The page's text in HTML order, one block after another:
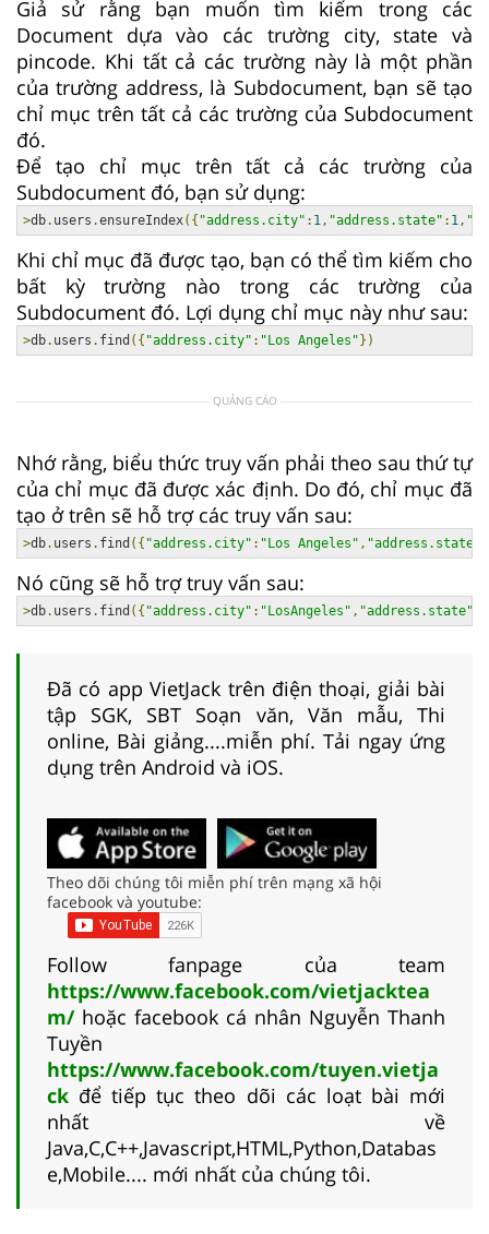
Giả sử rằng bạn muốn tìm kiếm trong các
Document dựa vào các trường city, state và
pincode. Khi tất cả các trường này là một phần
của trường address, là Subdocument, bạn sẽ tạo
chỉ mục trên tất cả các trường của Subdocument
đó.
Để tạo chỉ mục trên tất cả các trường của
Subdocument đó, bạn sử dụng:
>db. users .ensureIndex({ "address.city" : 1 , "address.state" : 1 ,
Khi chỉ mục đã được tạo, bạn có thể tìm kiếm cho
bất kỳ trường nào trong các trường của
Subdocument đó. Lợi dụng chỉ mục này như sau:
>db. users . find ({ "address.city" : "Los Angeles"})
QUẢNG CÁO
Nhớ rằng, biểu thức truy vấn phải theo sau thứ tự
của chỉ mục đã được xác định. Do đó, chỉ mục đã
tạo ở trên sẽ hỗ trợ các truy vấn sau:
>db. users . find ({ "address.city" : "Los Angeles" , "address.state"
Nó cũng sẽ hỗ trợ truy vấn sau:
>db. users . find ({ "address.city" : "LosAngeles" , "address.state"
Đã có app VietJack trên điện thoại, giải bài
tập SGK, SBT Soạn văn, Văn mẫu, Thi
online, Bài giảng....miễn phí. Tải ngay ứng
dụng trên Android và iOS.
Theo dõi chúng tôi miễn phí trên mạng xã hội
facebook và youtube:
Follow fanpage của team
https://www.facebook.com/vietjacktea
m/ hoặc facebook cá nhân Nguyễn Thanh
Tuyền
https://www.facebook.com/tuyen.vietja
ck để tiếp tục theo dõi các loạt bài mới
nhất về
Java,C,C++,Javascript,HTML,Python,Databas
e,Mobile.... mới nhất của chúng tôi.